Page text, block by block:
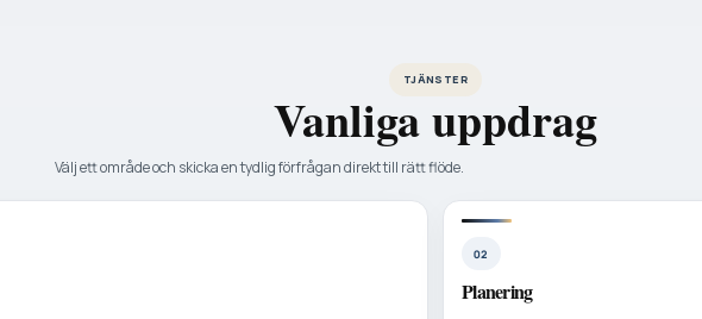
TJÄNSTER
Vanliga uppdrag
Välj ett område och skicka en tydlig förfrågan direkt till rätt flöde.
02
Planering